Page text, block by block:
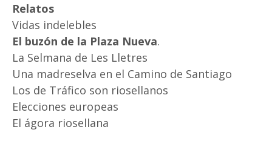
Relatos
Vidas indelebles
El buzón de la Plaza Nueva.
La Selmana de Les Lletres
Una madreselva en el Camino de Santiago
Los de Tráfico son riosellanos
Elecciones europeas
El ágora riosellana